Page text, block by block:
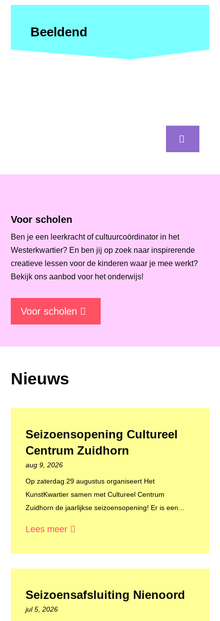
Beeldend
Voor scholen
Ben je een leerkracht of cultuurcoördinator in het
Westerkwartier? En ben jij op zoek naar inspirerende
creatieve lessen voor de kinderen waar je mee werkt?
Bekijk ons aanbod voor het onderwijs!
Voor scholen
Nieuws
Seizoensopening Cultureel
Centrum Zuidhorn
aug 9, 2026
Op zaterdag 29 augustus organiseert Het
KunstKwartier samen met Cultureel Centrum
Zuidhorn de jaarlijkse seizoensopening! Er is een...
Lees meer
Seizoensafsluiting Nienoord
jul 5, 2026